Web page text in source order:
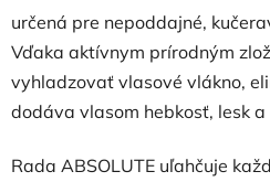
určená pre nepoddajné,
Vďaka aktívnym prírodným
vyhladzovať vlasové vlákno,
dodáva vlasom hebkosť, lesk
Rada ABSOLUTE uľahčuje